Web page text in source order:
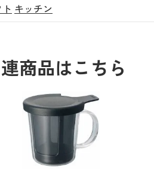
キッチン
商品はこちら